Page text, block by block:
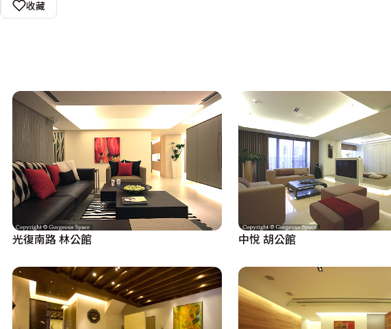
元素的鋼烤太師椅、古典華麗圖騰的抱枕，以解構出多元、舒適、自在的
收藏
光復南路 林公館 中悅 胡公館